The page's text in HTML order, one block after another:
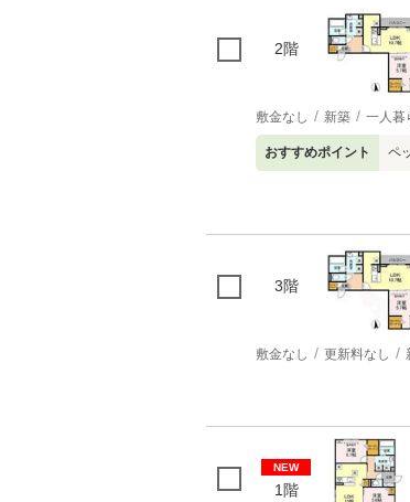
2階
敷金なし 新築 一人暮
おすすめポイント ペ
3階
敷金なし 更新料なし
NEW
1階